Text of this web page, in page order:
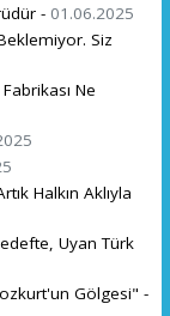
- 01.06.2025
Siz
Ne
Halkın Aklıyla
Uyan Türk
Gölgesi" -